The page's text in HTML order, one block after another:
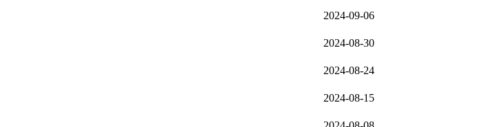
2024-09-06
2024-08-30
2024-08-24
2024-08-15